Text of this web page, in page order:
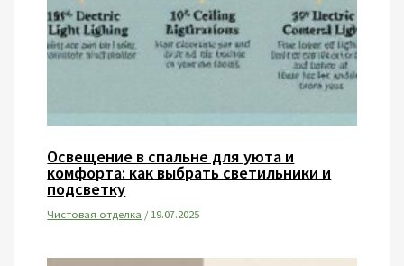
Освещение в спальне для уюта и
комфорта: как выбрать светильники и
подсветку
Чистовая отделка /19.07.2025